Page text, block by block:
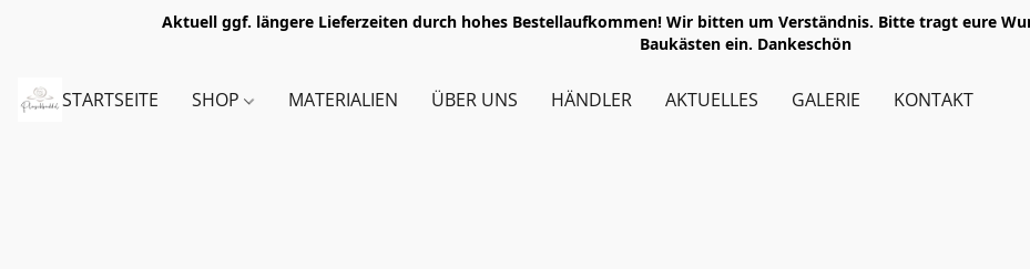
Aktuell ggf. längere Lieferzeiten durch hohes Bestellaufkommen! Wir bitten um Verständnis. Bitte tragt eure
Baukästen ein. Dankeschön
STARTSEITE SHOP MATERIALIEN ÜBER UNS HÄNDLER AKTUELLES GALERIE KONTAKT